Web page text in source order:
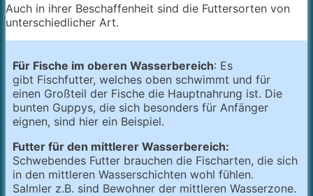
Auch in ihrer Beschaffenheit sind die Futtersorten von
unterschiedlicher Art.
Für Fische im oberen Wasserbereich: Es
gibt Fischfutter, welches oben schwimmt und für
einen Großteil der Fische die Hauptnahrung ist. Die
bunten Guppys, die sich besonders für Anfänger
eignen, sind hier ein Beispiel.
Futter für den mittlerer Wasserbereich:
Schwebendes Futter brauchen die Fischarten, die sich
in den mittleren Wasserschichten wohl fühlen.
Salmler z.B. sind Bewohner der mittleren Wasserzone.